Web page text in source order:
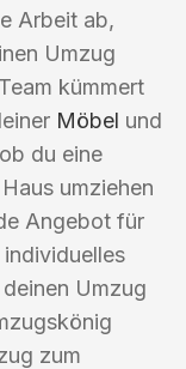
Arbeit ab,
Umzug
kümmert
Möbel und
du eine
umziehen
Angebot für
Umzug
zum